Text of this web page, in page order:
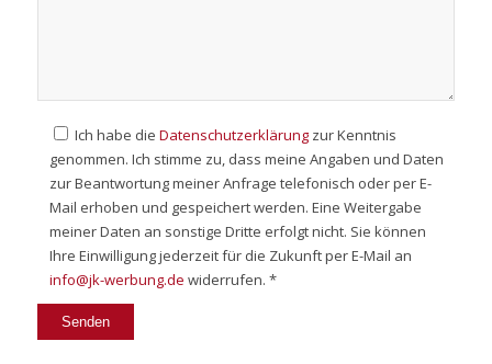
Ich habe die Datenschutzerklärungzur Kenntnis
genommen. Ich stimme zu, dass meine Angaben und Daten
zur Beantwortung meiner Anfrage telefonisch oder per E-
Mail erhoben und gespeichert werden. Eine Weitergabe
meiner Daten an sonstige Dritte erfolgt nicht. Sie können
Ihre Einwilligung jederzeit für die Zukunft per E-Mail an
info@jk-werbung.de widerrufen. *